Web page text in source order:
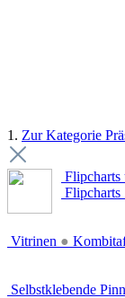
1. Zur Kategorie
Flipcharts
Flipcharts
Vitrinen ●
Selbstklebende